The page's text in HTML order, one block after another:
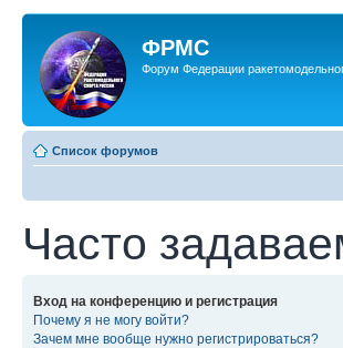
ФРМС
Форум Федерации
Список форумов
Часто
Вход на конференцию и регистрация
Почему я не могу войти?
Зачем мне вообще нужно регистрироваться?